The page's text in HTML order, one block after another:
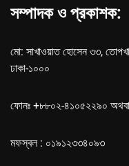
সম্পাদক ও প্রকাশক:
মো: সাখাওয়াত হোসেন ৩৩,
ঢাকা-১০০০
ফোনঃ +৮৮০২-৪১০৫২২৯০
মফস্বল : ০১৯১২৩৩৪০৯৩